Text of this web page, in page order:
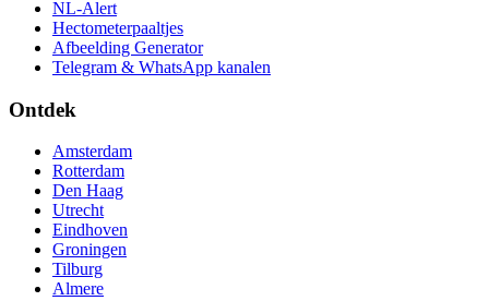
NL-Alert
Hectometerpaaltjes
Afbeelding Generator
Telegram & WhatsApp kanalen
Ontdek
Amsterdam
Rotterdam
Den Haag
Utrecht
Eindhoven
Groningen
Tilburg
Almere